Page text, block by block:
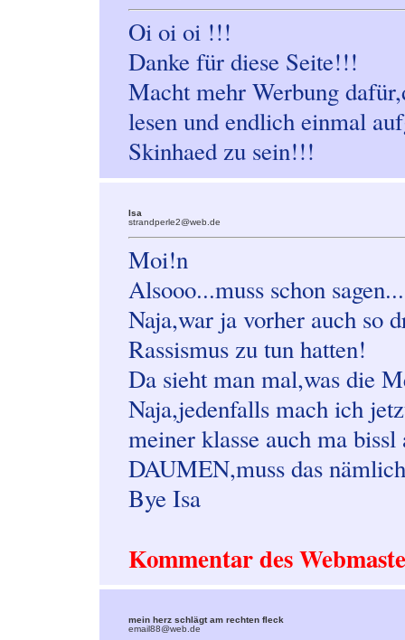
Oi oi oi !!!
Danke für diese Seite!!!
Macht mehr Werbung
lesen und endlich einmal
Skinhaed zu sein!!!
Isa
strandperle2@web.de
Moi!n
Alsooo...muss schon
Naja,war ja vorher auch so
Rassismus zu tun hatten!
Da sieht man mal,was die
Naja,jedenfalls mach ich
meiner klasse auch ma
DAUMEN,muss das
Bye Isa
Kommentar des
mein herz schlägt am rechten fleck
email88@web.de